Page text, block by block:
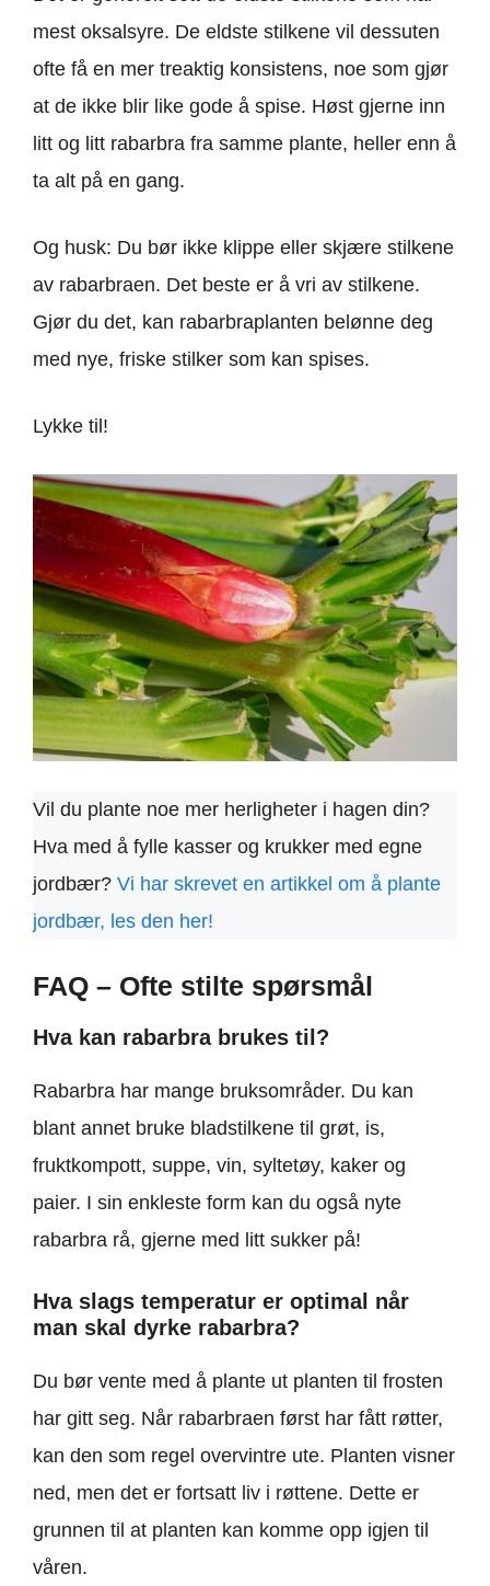
mest oksalsyre. De eldste stilkene vil dessuten
ofte få en mer treaktig konsistens, noe som gjør
at de ikke blir like gode å spise. Høst gjerne inn
litt og litt rabarbra fra samme plante, heller enn å
ta alt på en gang.
Og husk: Du bør ikke klippe eller skjære stilkene
av rabarbraen. Det beste er å vri av stilkene.
Gjør du det, kan rabarbraplanten belønne deg
med nye, friske stilker som kan spises.
Lykke til!
Vil du plante noe mer herligheter i hagen din?
Hva med å fylle kasser og krukker med egne
jordbær? Vi har skrevet en artikkel om å plante
jordbær, les den her!
FAQ – Ofte stilte spørsmål
Hva kan rabarbra brukes til?
Rabarbra har mange bruksområder. Du kan
blant annet bruke bladstilkene til grøt, is,
fruktkompott, suppe, vin, syltetøy, kaker og
paier. I sin enkleste form kan du også nyte
rabarbra rå, gjerne med litt sukker på!
Hva slags temperatur er optimal når
man skal dyrke rabarbra?
Du bør vente med å plante ut planten til frosten
har gitt seg. Når rabarbraen først har fått røtter,
kan den som regel overvintre ute. Planten visner
ned, men det er fortsatt liv i røttene. Dette er
grunnen til at planten kan komme opp igjen til
våren.